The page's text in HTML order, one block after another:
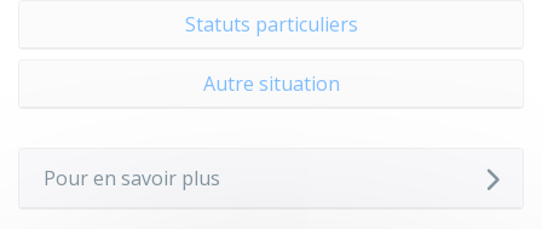
Statuts particuliers
Autre situation
Pour en savoir plus